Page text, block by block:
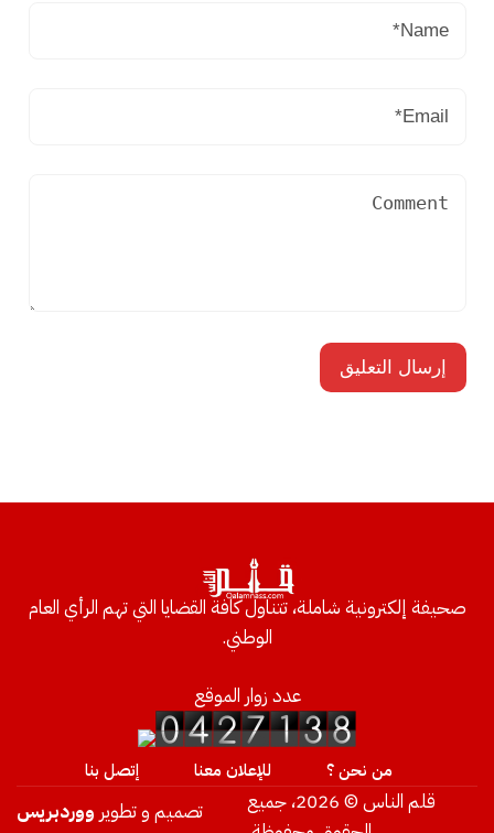
صحيفة إلكترونية شاملة، تتناول كافة القضايا التي تهم الرأي العام
الوطني.
عدد زوار الموقع
من نحن ؟ للإعلان معنا إتصل بنا
قلم الناس © 2026، جميع
تصميم و تطوير ووردبريس